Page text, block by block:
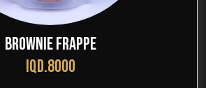
BROWNIE FRAPPE
IQD.8000